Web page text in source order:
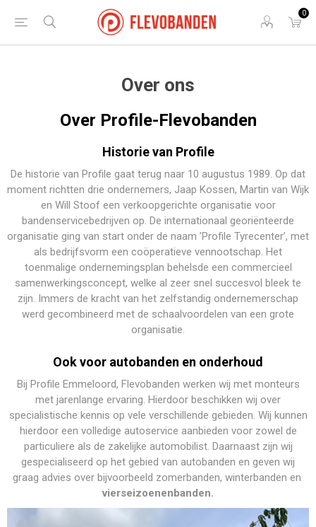
0
Over ons
Over Profile-Flevobanden
Historie van Profile
De historie van Profile gaat terug naar 10 augustus 1989. Op dat
moment richtten drie ondernemers, Jaap Kossen, Martin van Wijk
en Will Stoof een verkoopgerichte organisatie voor
bandenservicebedrijven op. De internationaal georiënteerde
organisatie ging van start onder de naam ’Profile Tyrecenter’, met
als bedrijfsvorm een coöperatieve vennootschap. Het
toenmalige ondernemingsplan behelsde een commercieel
samenwerkingsconcept, welke al zeer snel succesvol bleek te
zijn. Immers de kracht van het zelfstandig ondernemerschap
werd gecombineerd met de schaalvoordelen van een grote
organisatie.
Ook voor autobanden en onderhoud
Bij Profile Emmeloord, Flevobanden ​werken wij met monteurs
met jarenlange ervaring. Hierdoor beschikken wij over
specialistische kennis op vele verschillende gebieden. Wij kunnen
hierdoor een volledige autoservice aanbieden voor zowel de
particuliere als de zakelijke automobilist. Daarnaast zijn wij
gespecialiseerd op het gebied van autobanden en geven wij
graag advies over bijvoorbeeld ​zomerbanden​, ​winterbanden​ en ​
vierseizoenenbanden.